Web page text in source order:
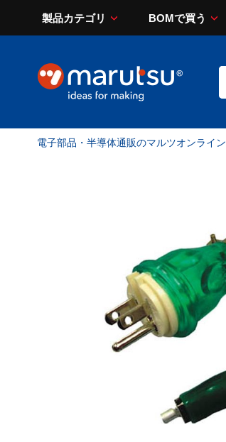
製品カテゴリ BOMで買う
電子部品・半導体通販のマルツオンライン